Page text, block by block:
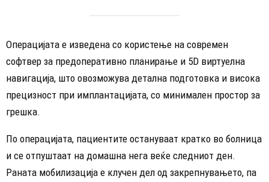
Операцијата е изведена со користење на современ
софтвер за предоперативно планирање и 5D виртуелна
навигација, што овозможува детална подготовка и висока
прецизност при имплантацијата, со минимален простор за
грешка.
По операцијата, пациентите остануваат кратко во болница
и се отпуштаат на домашна нега веќе следниот ден.
Раната мобилизација е клучен дел од закрепнувањето, па